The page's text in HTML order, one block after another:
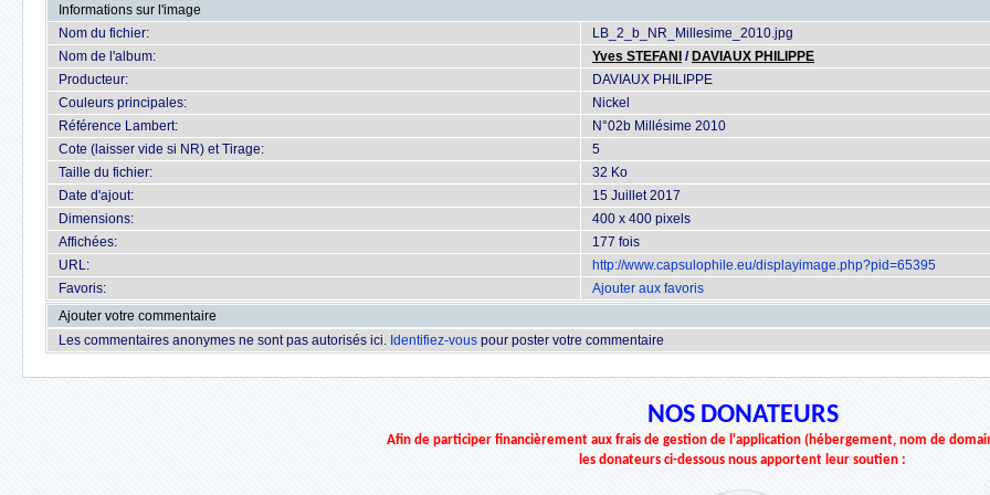
Informations sur l'image
Nom du fichier:
LB_2_b_NR_Millesime_2010.jpg
Nom de l'album:
Yves STEFANI / DAVIAUX PHILIPPE
Producteur:
DAVIAUX PHILIPPE
Couleurs principales:
Nickel
Référence Lambert:
N°02b Millésime 2010
Cote (laisser vide si NR) et Tirage:
5
Taille du fichier:
32 Ko
Date d'ajout:
15 Juillet 2017
Dimensions:
400 x 400 pixels
Affichées:
177 fois
URL:
http://www.capsulophile.eu/displayimage.php?pid=65395
Favoris:
Ajouter aux favoris
Ajouter votre commentaire
Les commentaires anonymes ne sont pas autorisés ici. Identifiez-vous pour poster votre commentaire
NOS DONATEURS
Afin de participer financièrement aux frais de gestion de l'application (hébergement, nom de
les donateurs ci-dessous nous apportent leur soutien :